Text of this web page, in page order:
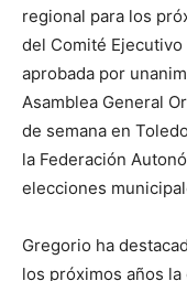
regional para los
del Comité Ejecutivo
aprobada por
Asamblea General
de semana en
la Federación
elecciones
Gregorio ha
los próximos años